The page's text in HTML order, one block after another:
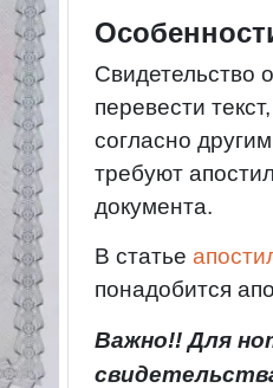
Свидетельство
перевести
согласно
требуют
документа.
В статье
понадобится
Важно!! Для